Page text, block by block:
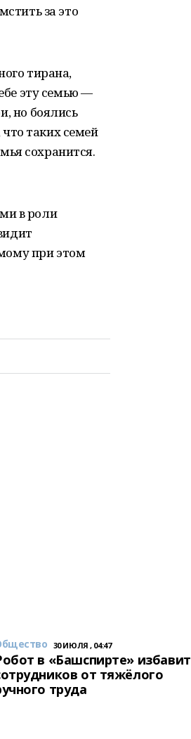
за это
тирана,
эту семью —
но боялись
таких семей
сохранится.
в роли
при этом
30 ИЮЛЯ , 04:47
в «Башспирте» избавит
от тяжёлого
труда